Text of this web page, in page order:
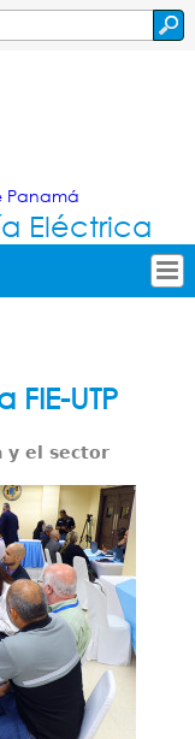
Panamá
Eléctrica
UTP
y el sector